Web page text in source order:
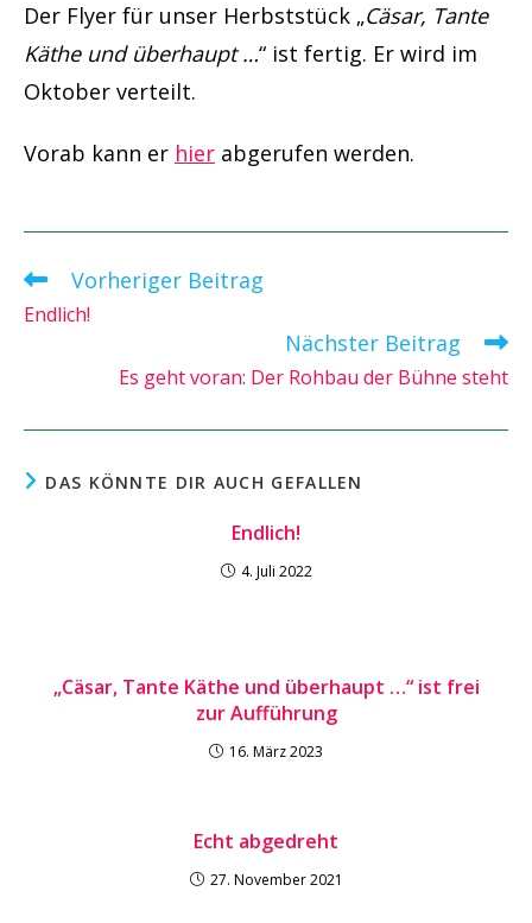
Der Flyer für unser Herbststück „Cäsar, Tante
Käthe und überhaupt …“ ist fertig. Er wird im
Oktober verteilt.
Vorab kann er hier abgerufen werden.
Weitere
ansehen
Vorheriger Beitrag
Endlich!
Nächster Beitrag
Es geht voran: Der Rohbau der Bühne steht
DAS KÖNNTE DIR AUCH GEFALLEN
Endlich!
4. Juli 2022
„Cäsar, Tante Käthe und überhaupt …“ ist frei
zur Aufführung
16. März 2023
Echt abgedreht
27. November 2021